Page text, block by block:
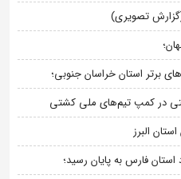
تصویری)
برتر استان خراسان جنوبی؛
در کمپ تیم‌های ملی کشتی
البرز
فارس به پایان رسید؛